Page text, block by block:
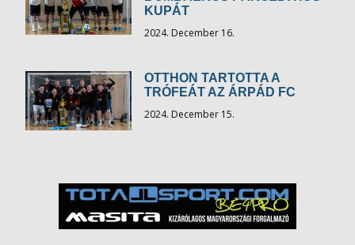
KUPÁT
2024. December 16.
OTTHON TARTOTTA A
TRÓFEÁT AZ ÁRPÁD FC
2024. December 15.